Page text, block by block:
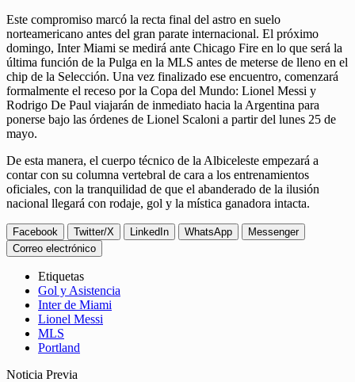
Este compromiso marcó la recta final del astro en suelo
norteamericano antes del gran parate internacional. El próximo
domingo, Inter Miami se medirá ante Chicago Fire en lo que será la
última función de la Pulga en la MLS antes de meterse de lleno en el
chip de la Selección. Una vez finalizado ese encuentro, comenzará
formalmente el receso por la Copa del Mundo: Lionel Messi y
Rodrigo De Paul viajarán de inmediato hacia la Argentina para
ponerse bajo las órdenes de Lionel Scaloni a partir del lunes 25 de
mayo.
De esta manera, el cuerpo técnico de la Albiceleste empezará a
contar con su columna vertebral de cara a los entrenamientos
oficiales, con la tranquilidad de que el abanderado de la ilusión
nacional llegará con rodaje, gol y la mística ganadora intacta.
Facebook Twitter/X LinkedIn WhatsApp
Messenger
Correo electrónico
Etiquetas
Gol y Asistencia
Inter de Miami
Lionel Messi
MLS
Portland
Noticia Previa